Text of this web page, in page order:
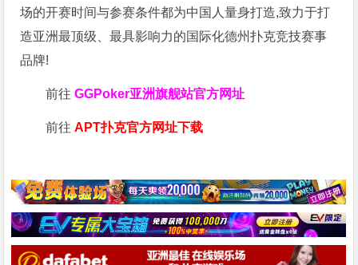
场的开赛时间与参赛条件都为中国人量身打造,致力于打
造亚洲最顶级、最具影响力的国际化德州扑克竞技赛事
品牌!
前往GGPoker亚洲旗舰站官方网址
前往 APT扑克官方网址下载